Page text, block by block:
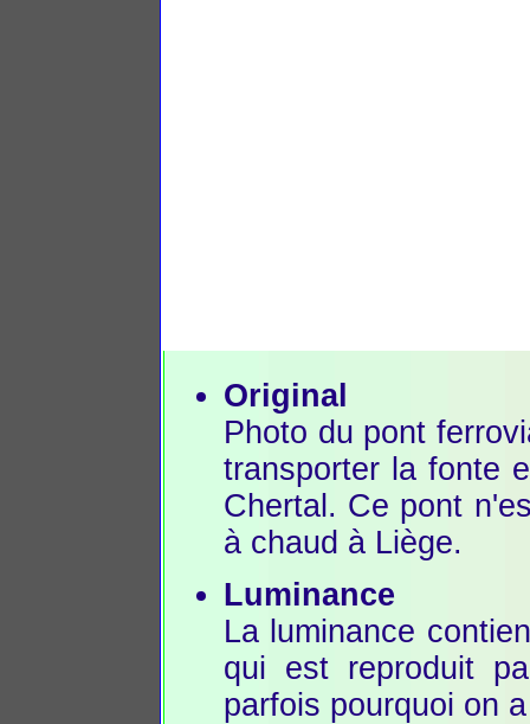
Original
Photo du pont
transporter la fonte
Chertal. Ce pont
à chaud à Liège.
Luminance
La luminance
qui est reproduit
parfois pourquoi on